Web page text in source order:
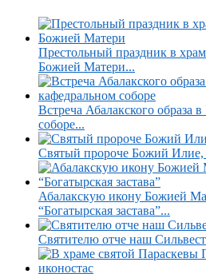
Престольный праздник в
Божией Матери...
Встреча Абалакского образа
соборе...
Святый пророче Божий Илие,
Абалакскую икону Божией
“Богатырская застава”...
Святителю отче наш